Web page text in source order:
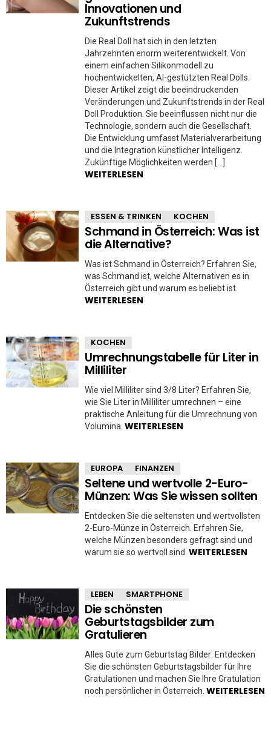
Innovationen und
Zukunftstrends
Die Real Doll hat sich in den letzten
Jahrzehnten enorm weiterentwickelt. Von
einem einfachen Silikonmodell zu
hochentwickelten, AI-gestützten Real Dolls.
Dieser Artikel zeigt die beeindruckenden
Veränderungen und Zukunftstrends in der Real
Doll Produktion. Sie beeinflussen nicht nur die
Technologie, sondern auch die Gesellschaft.
Die Entwicklung umfasst Materialverarbeitung
und die Integration künstlicher Intelligenz.
Zukünftige Möglichkeiten werden […]
WEITERLESEN
ESSEN & TRINKEN KOCHEN
Schmand in Österreich: Was ist
die Alternative?
Was ist Schmand in Österreich? Erfahren Sie,
was Schmand ist, welche Alternativen es in
Österreich gibt und warum es beliebt ist.
WEITERLESEN
KOCHEN
Umrechnungstabelle für Liter in
Milliliter
Wie viel Milliliter sind 3/8 Liter? Erfahren Sie,
wie Sie Liter in Milliliter umrechnen – eine
praktische Anleitung für die Umrechnung von
Volumina. WEITERLESEN
EUROPA FINANZEN
Seltene und wertvolle 2-Euro-
Münzen: Was Sie wissen sollten
Entdecken Sie die seltensten und wertvollsten
2-Euro-Münze in Österreich. Erfahren Sie,
welche Münzen besonders gefragt sind und
warum sie so wertvoll sind. WEITERLESEN
LEBEN SMARTPHONE
Die schönsten
Geburtstagsbilder zum
Gratulieren
Alles Gute zum Geburtstag Bilder: Entdecken
Sie die schönsten Geburtstagsbilder für Ihre
Gratulationen und machen Sie Ihre Gratulation
noch persönlicher in Österreich. WEITERLESEN